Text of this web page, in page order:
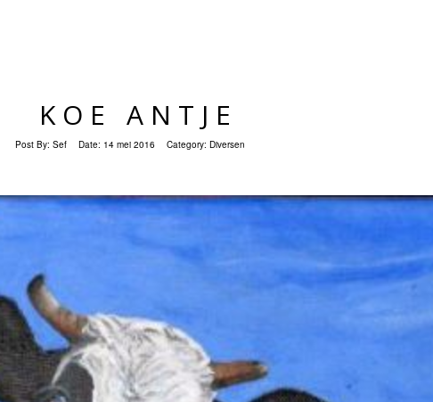
KOE ANTJE
Post By: Sef Date: 14 mei 2016 Category: Diversen